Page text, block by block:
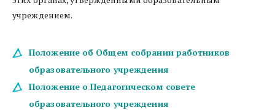
учреждением.
Положение об Общем собрании работников
образовательного учреждения
Положение о Педагогическом совете
образовательного учреждения